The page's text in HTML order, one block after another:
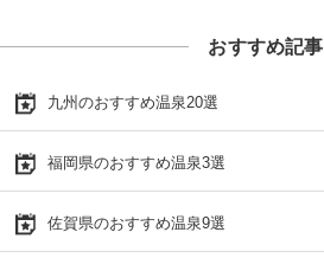
おすすめ記事
九州のおすすめ温泉20選
福岡県のおすすめ温泉3選
佐賀県のおすすめ温泉9選